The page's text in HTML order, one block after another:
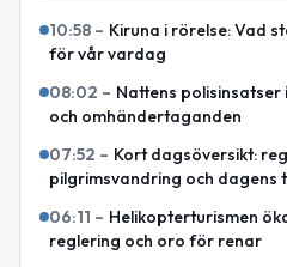
10:58 – Kiruna i rörelse: Vad
för vår vardag
08:02 – Nattens
och omhändertaganden
07:52 – Kort dagsöversikt:
pilgrimsvandring och dagens
06:11 – Helikopterturismen
reglering och oro för renar